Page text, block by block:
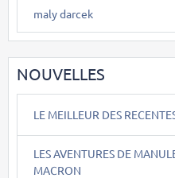
maly darcek
NOUVELLES
LE MEILLEUR DES
LES AVENTURES DE
MACRON